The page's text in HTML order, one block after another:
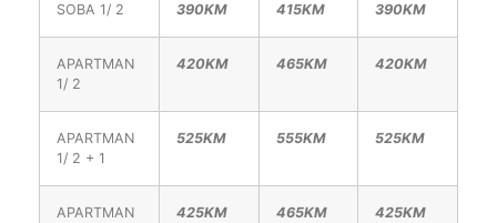
SOBA 1/ 2 390KM 415KM 390KM
APARTMAN
1/ 2
420KM 465KM 420KM
APARTMAN
1/ 2 + 1
525KM 555KM 525KM
APARTMAN 425KM 465KM 425KM